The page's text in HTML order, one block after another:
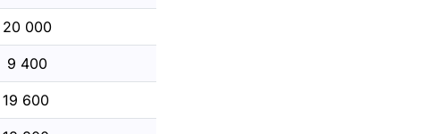
20 000
9 400
19 600